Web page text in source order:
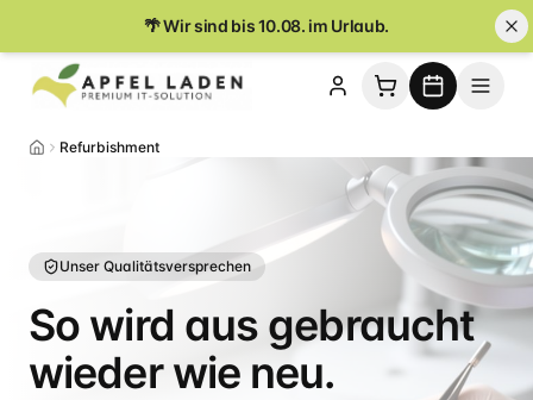
🌴 Wir sind bis 10.08. im Urlaub.
Refurbishment
Unser Qualitätsversprechen
So wird aus gebraucht
wieder wie neu.